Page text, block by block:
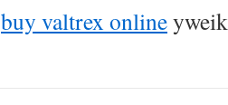
buy valtrex online